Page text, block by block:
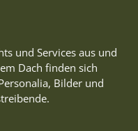
und Services aus und
Dach finden sich
Bilder und